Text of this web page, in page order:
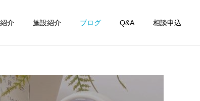
介 施設紹介 ブログ Q&A 相談申込